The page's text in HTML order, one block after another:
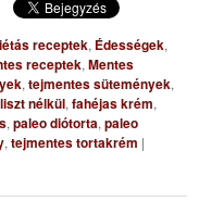
receptek, Édességek,
receptek,Mentes
,tejmentes sütemények,
nélkül,fahéjas krém,
,paleo diótorta,paleo
,tejmentes tortakrém |